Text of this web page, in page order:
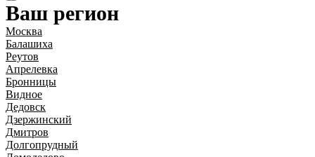
Ваш регион
Москва
Балашиха
Реутов
Апрелевка
Бронницы
Видное
Дедовск
Дзержинский
Дмитров
Долгопрудный